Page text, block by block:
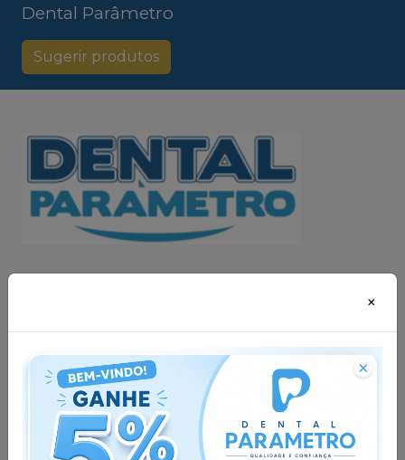
Dental Parâmetro
Sugerir produtos
Política de Frete
Política Comercial
Trocas e Devoluções
Assistência Técnica
Política de Privacidade -
×